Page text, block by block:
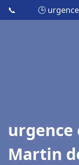
📞 🕒
urgence
Martin